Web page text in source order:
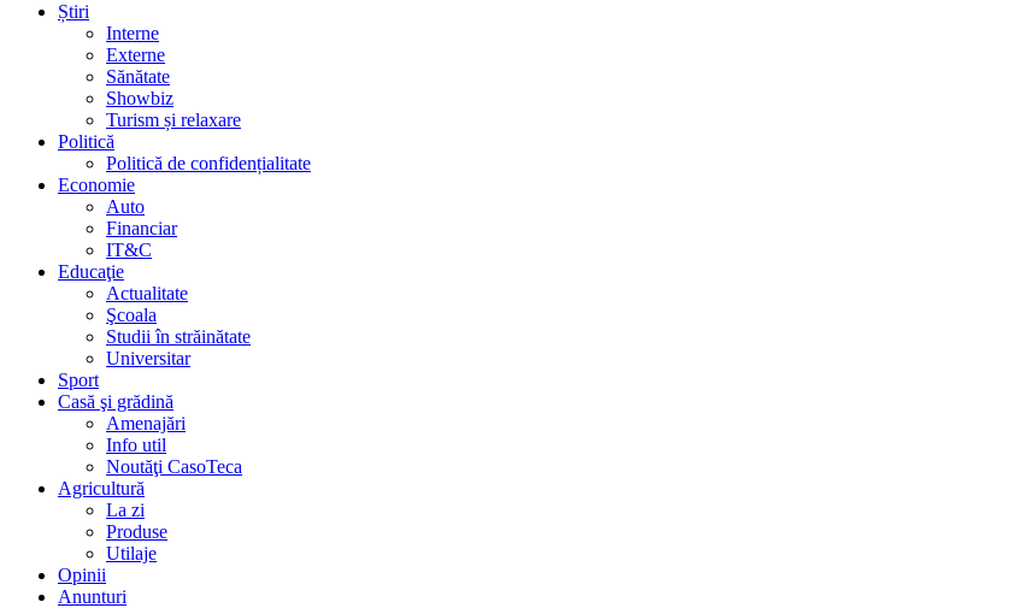
Știri
Interne
Externe
Sănătate
Showbiz
Turism și relaxare
Politică
Politică de confidențialitate
Economie
Auto
Financiar
IT&C
Educaţie
Actualitate
Şcoala
Studii în străinătate
Universitar
Sport
Casă şi grădină
Amenajări
Info util
Noutăţi CasoTeca
Agricultură
La zi
Produse
Utilaje
Opinii
Anunturi